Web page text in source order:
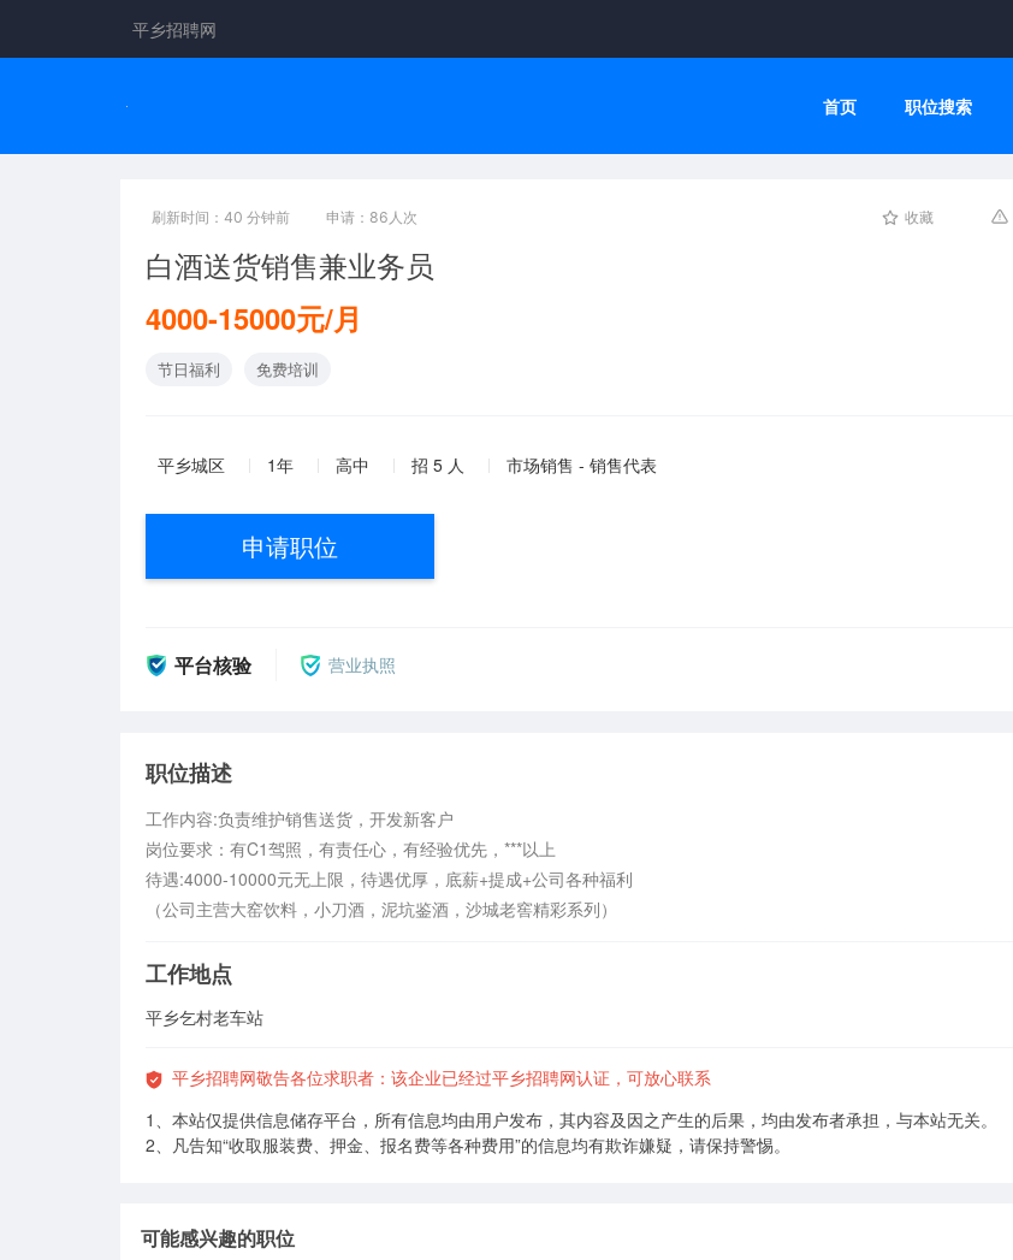
平乡招聘网
首页 职位搜索
刷新时间：40 分钟前 申请：86人次 收藏
白酒送货销售兼业务员
4000-15000元/月
节日福利 免费培训
平乡城区 1年 高中 招 5 人 市场销售 - 销售代表
申请职位
平台核验 营业执照
职位描述
工作内容:负责维护销售送货，开发新客户
岗位要求：有C1驾照，有责任心，有经验优先，***以上
待遇:4000-10000元无上限，待遇优厚，底薪+提成+公司各种福利
（公司主营大窑饮料，小刀酒，泥坑鉴酒，沙城老窖精彩系列）
工作地点
平乡乞村老车站
平乡招聘网敬告各位求职者：该企业已经过平乡招聘网认证，可放心联系
1、本站仅提供信息储存平台，所有信息均由用户发布，其内容及因之产生的后果，均由发布者承担，与本站无关。
2、凡告知“收取服装费、押金、报名费等各种费用”的信息均有欺诈嫌疑，请保持警惕。
可能感兴趣的职位